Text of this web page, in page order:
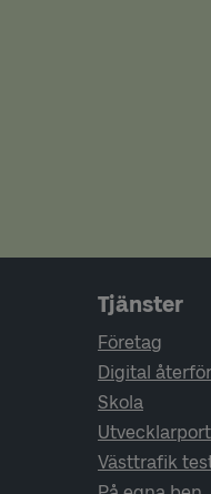
Tjänster
Företag
Digital
Skola
Västtrafik